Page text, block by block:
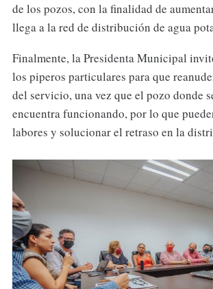
de los pozos, con la finalidad de
llega a la red de distribución de agua
Finalmente, la Presidenta Municipal
los piperos particulares para que
del servicio, una vez que el pozo donde
encuentra funcionando, por lo que
labores y solucionar el retraso en la